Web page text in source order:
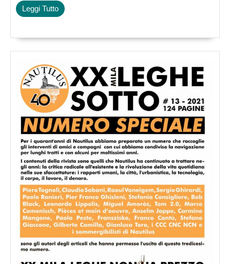
CITY,
il
urbano
della
“Società
dello
spettacolo”.
Leggi TuttoLeggi
Tutto